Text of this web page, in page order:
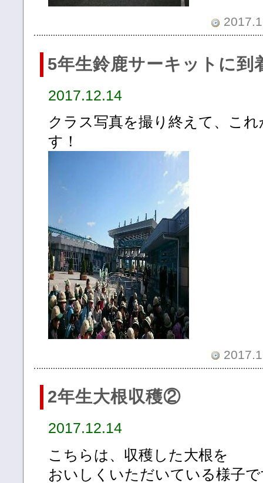
5年生鈴鹿サーキットに到
2017.12.14
クラス写真を撮り終えて、こ
す！
2年生大根収穫②
2017.12.14
こちらは、収穫した大根を
おいしくいただいている様子